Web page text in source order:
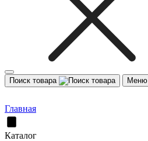
Поиск товара Меню
Главная
Каталог